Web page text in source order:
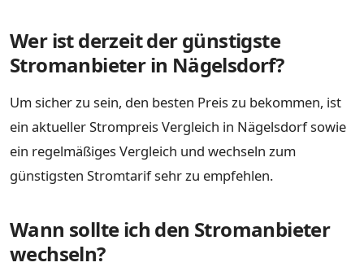
Wer ist derzeit der günstigste
Stromanbieter in Nägelsdorf?
Um sicher zu sein, den besten Preis zu bekommen, ist
ein aktueller Strompreis Vergleich in Nägelsdorf sowie
ein regelmäßiges Vergleich und wechseln zum
günstigsten Stromtarif sehr zu empfehlen.
Wann sollte ich den Stromanbieter
wechseln?